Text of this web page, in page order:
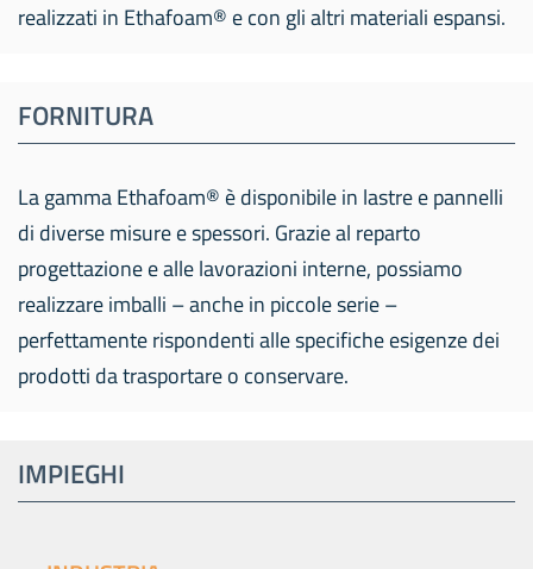
realizzati in Ethafoam® e con gli altri materiali espansi.
FORNITURA
La gamma Ethafoam® è disponibile in lastre e pannelli
di diverse misure e spessori. Grazie al reparto
progettazione e alle lavorazioni interne, possiamo
realizzare imballi – anche in piccole serie –
perfettamente rispondenti alle specifiche esigenze dei
prodotti da trasportare o conservare.
IMPIEGHI